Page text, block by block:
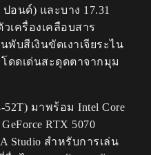
อนด์) และบาง 17.31
เครื่องเคลือบสาร
บสีเงินขัดเงาเจียระไน
ดดเด่นสะดุดตาจากมุม
52T) มาพร้อม Intel Core
RTX 5070
Studio สำหรับการเล่น